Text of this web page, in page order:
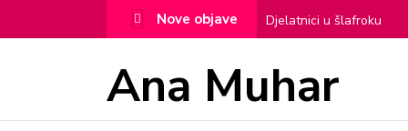
Nove objave Djelatnici u šlafroku
Todos Santos
Ana Muhar